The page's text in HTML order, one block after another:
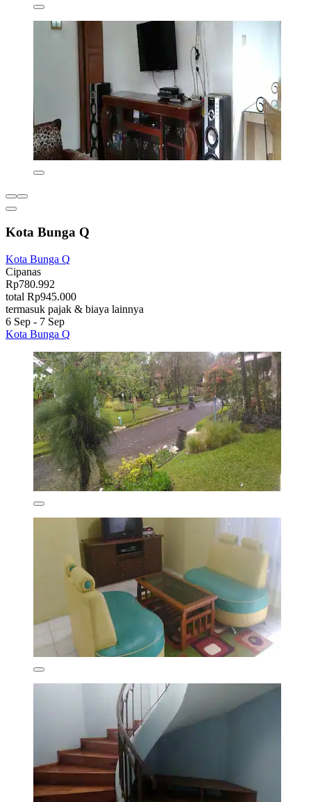
Kota Bunga Q
Kota Bunga Q
Cipanas
Rp780.992
total Rp945.000
termasuk pajak & biaya lainnya
6 Sep - 7 Sep
Kota Bunga Q